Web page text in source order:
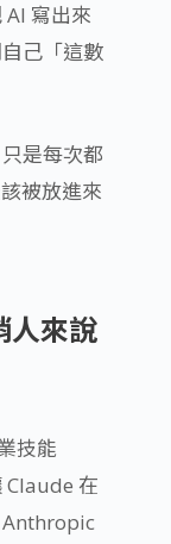
寫出來
己「這數
是每次都
被放進來
人來說
技能
Claude 在
Anthropic